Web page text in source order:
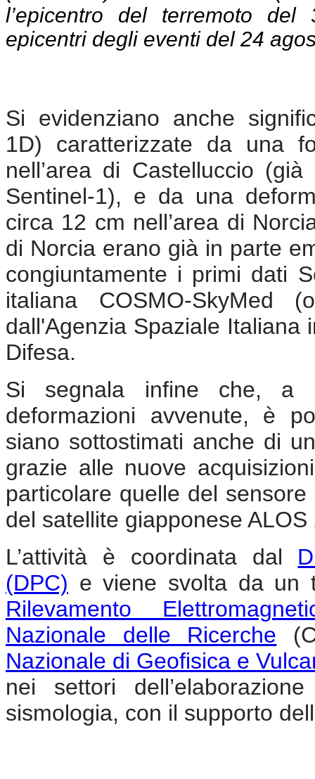
l’epicentro del terremoto
epicentri degli eventi del 24
Si evidenziano anche
1D) caratterizzate da una
nell’area di Castelluccio
Sentinel-1), e da una
circa 12 cm nell’area di
di Norcia erano già in parte
congiuntamente i primi dati
italiana COSMO-SkyMed
dall'Agenzia Spaziale Italiana
Difesa.
Si segnala infine che, a
deformazioni avvenute, è
siano sottostimati anche di
grazie alle nuove
particolare quelle del
del satellite giapponese ALOS
L’attività è coordinata dal
(DPC) e viene svolta da un
Rilevamento
Nazionale delle Ricerche
Nazionale di Geofisica e
nei settori
sismologia, con il supporto